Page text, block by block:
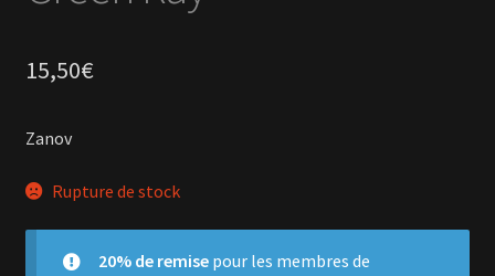
15,50€
Zanov
Rupture de stock
20% de remisepour les membres de